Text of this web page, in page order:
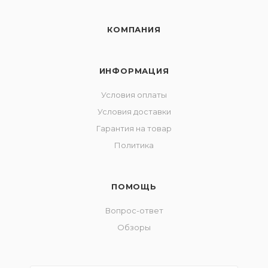
КОМПАНИЯ
ИНФОРМАЦИЯ
Условия оплаты
Условия доставки
Гарантия на товар
Политика
ПОМОЩЬ
Вопрос-ответ
Обзоры